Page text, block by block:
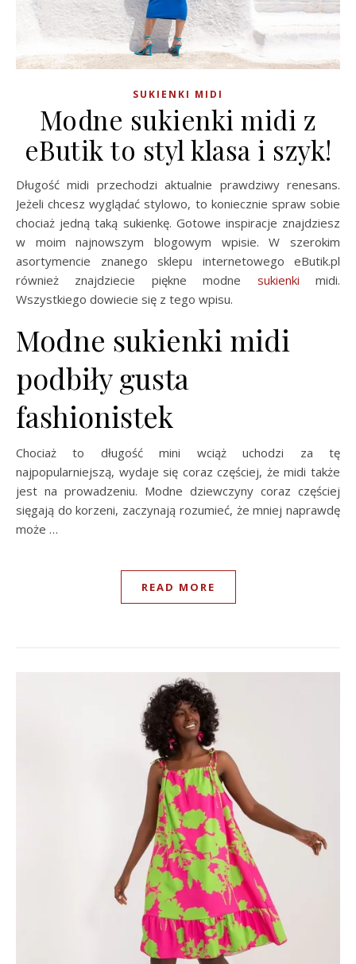
SUKIENKI MIDI
Modne sukienki midi z
eButik to styl klasa i szyk!
Długość midi przechodzi aktualnie prawdziwy renesans.
Jeżeli chcesz wyglądać stylowo, to koniecznie spraw sobie
chociaż jedną taką sukienkę. Gotowe inspiracje znajdziesz
w moim najnowszym blogowym wpisie. W szerokim
asortymencie znanego sklepu internetowego eButik.pl
również znajdziecie piękne modne sukienki midi.
Wszystkiego dowiecie się z tego wpisu.
Modne sukienki midi
podbiły gusta
fashionistek
Chociaż to długość mini wciąż uchodzi za tę
najpopularniejszą, wydaje się coraz częściej, że midi także
jest na prowadzeniu. Modne dziewczyny coraz częściej
sięgają do korzeni, zaczynają rozumieć, że mniej naprawdę
może …
READ MORE